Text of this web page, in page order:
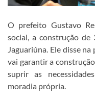
O prefeito Gustavo
social, a construção
Jaguariúna. Ele disse
vai garantir a
suprir as
moradia própria.